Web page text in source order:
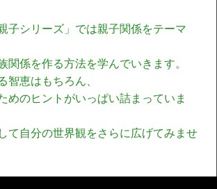
子シリーズ」では親子関係をテーマ
関係を作る方法を学んでいきます。
智恵はもちろん、
めのヒントがいっぱい詰まっていま
て自分の世界観をさらに広げてみませ